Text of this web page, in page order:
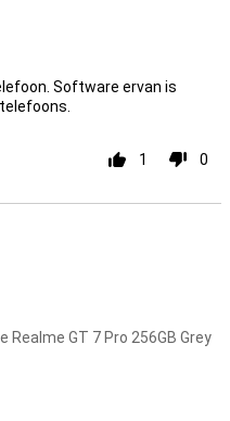
Software ervan is
1 0
Realme GT 7 Pro 256GB Grey